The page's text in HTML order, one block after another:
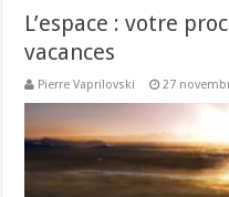
L’espace : votre
vacances
Pierre Vaprilovski 27